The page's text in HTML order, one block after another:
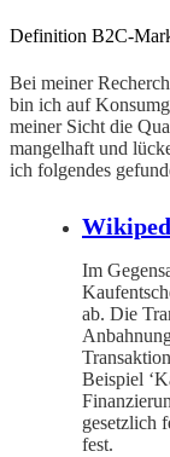
Definition B2C-
Bei meiner
bin ich auf
meiner Sicht die
mangelhaft und
ich folgendes
Im
ab. Die
Beispiel
gesetzlich
fest.